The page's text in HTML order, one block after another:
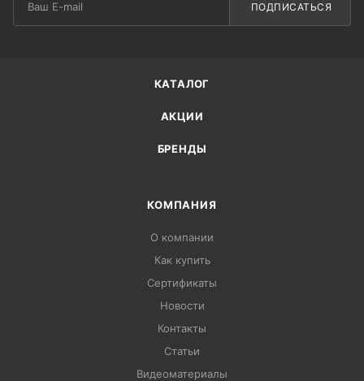
ПОДПИСАТЬСЯ
КАТАЛОГ
АКЦИИ
БРЕНДЫ
КОМПАНИЯ
О компании
Как купить
Сертификаты
Новости
Контакты
Статьи
Видеоматериалы